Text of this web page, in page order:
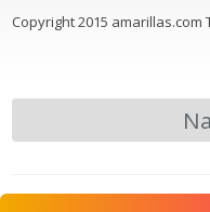
Copyright 2015